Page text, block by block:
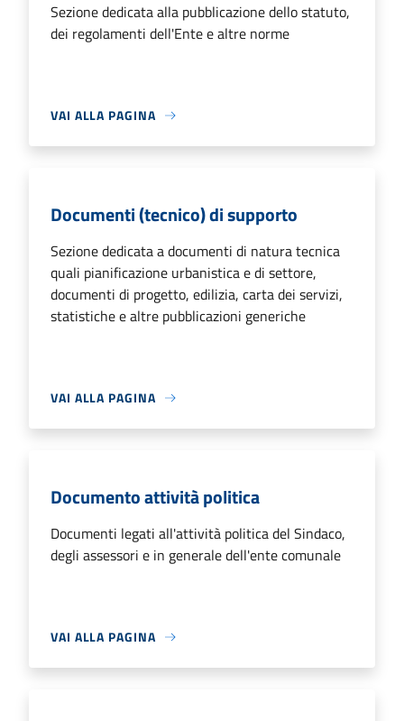
Sezione dedicata alla pubblicazione dello statuto,
dei regolamenti dell'Ente e altre norme
VAI ALLA PAGINA
Documenti (tecnico) di supporto
Sezione dedicata a documenti di natura tecnica
quali pianificazione urbanistica e di settore,
documenti di progetto, edilizia, carta dei servizi,
statistiche e altre pubblicazioni generiche
VAI ALLA PAGINA
Documento attività politica
Documenti legati all'attività politica del Sindaco,
degli assessori e in generale dell'ente comunale
VAI ALLA PAGINA